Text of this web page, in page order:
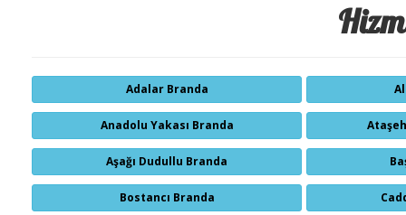
Adalar Branda
Anadolu Yakası Branda
Aşağı Dudullu Branda
Bostancı Branda